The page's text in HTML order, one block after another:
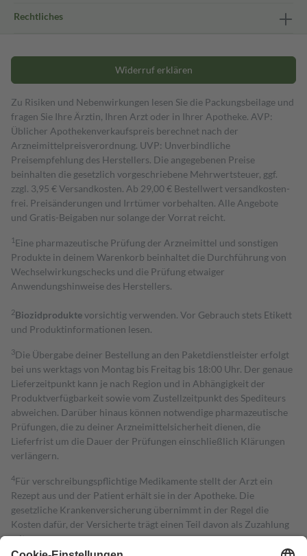
Rechtliches
Widerruf erklären
Zu Risiken und Nebenwirkungen lesen Sie die Packungsbeilage und
fragen Sie Ihre Ärztin, Ihren Arzt oder in Ihrer Apotheke. AVP:
Üblicher Apothekenverkaufspreis berechnet nach der
Arzneimittelpreisverordnung. UVP: Unverbindliche
Preisempfehlung des Herstellers. Die angegebenen Preise
beinhalten die gesetzlich vorgeschriebene Mehrwertsteuer, ggf.
zzgl. 3,95 € Versandkosten. Ab 29,00 € Bestell­wert versand­kosten­
frei. Preisänderungen und Irrtümer vorbehalten. Alle Angebote
und Gratis-Beigaben nur solange der Vorrat reicht.
1 Eine pharmazeutische Prüfung der Arzneimittel und sonstigen
Produkte in deinem Warenkorb beinhaltet die Durchführung von
Wechselwirkungschecks und die Prüfung etwaiger
Anwendungshinweise des Herstellers.
2Biozidproduktevorsichtig verwenden. Vor Gebrauch stets Etikett
und Produktinformationen lesen.
3Die Übergabe deiner Bestellung an den Paketdienstleister erfolgt
bei uns werktags von Montag bis Freitag bis 18:00 Uhr. Der genaue
Lieferzeitpunkt kann je nach Region und in Abhängigkeit der
Produktverfügbarkeit sowie vom Zustellzeitpunkt des Spediteurs
abweichen. Darüber hinaus können notwendige pharmazeutische
Prüfungen, die zu deiner Arzneimittelsicherheit dienen, die
Lieferfrist um die Dauer der Prüfungen einschließlich Klärungen
verlängern.
4Für verschreibungspflichtige Medikamente stellt der Arzt ein
Rezept aus und der Patient erhält sie in der Apotheke. Die
gesetzliche Krankenversicherung übernimmt in der Regel die
Kosten dafür, der Versicherte trägt einen Teil davon als Zuzahlung
mit.
Grundsätzlich leisten Mitglieder Zuzahlungen in Höhe von zehn